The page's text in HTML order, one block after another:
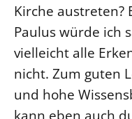
Kirche austreten?
Paulus würde ich
vielleicht alle
nicht. Zum guten
und hohe
kann eben auch
Kantine Speiseplan
Kirchliches
Kirchliche
Kunstreferat